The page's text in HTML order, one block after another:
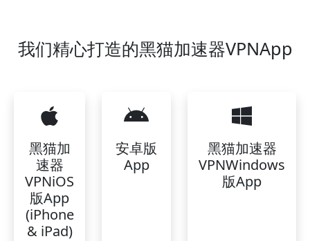
我们精心打造的黑猫加速器VPNApp
黑猫加
速器
VPNiOS
版App
(iPhone
& iPad)
安卓版
App
黑猫加速器
VPNWindows
版App